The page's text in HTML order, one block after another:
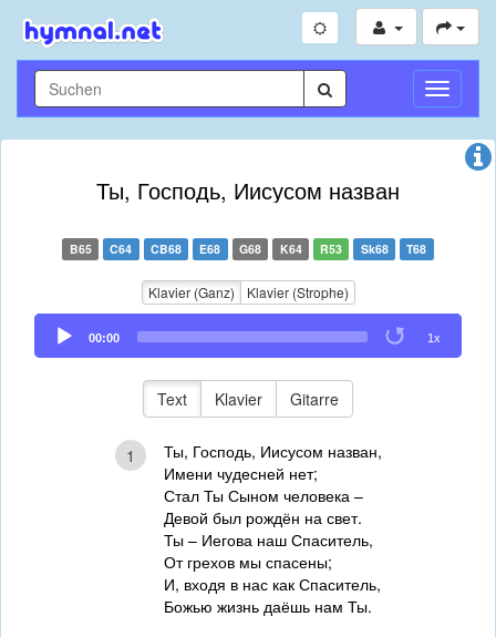
Ты, Господь, Иисусом назван
B65 C64 CB68 E68 G68 K64 R53 Sk68 T68
Klavier (Ganz) Klavier (Strophe)
Audio
Player
00:00 1x
Text Klavier Gitarre
1
Ты, Господь, Иисусом назван,
Имени чудесней нет;
Стал Ты Сыном человека –
Девой был рождён на свет.
Ты – Иегова наш Спаситель,
От грехов мы спасены;
И, входя в нас как Спаситель,
Божью жизнь даёшь нам Ты.